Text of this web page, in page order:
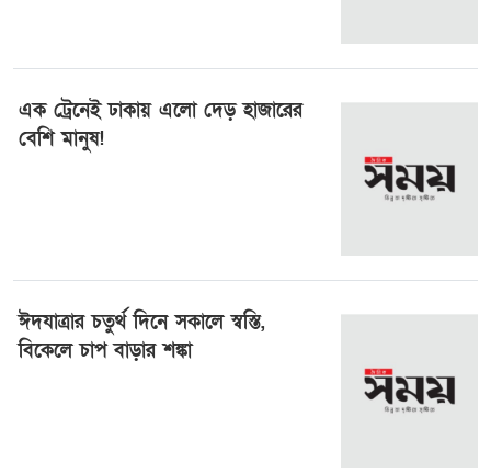
এক ট্রেনেই ঢাকায় এলো দেড় হাজারের
বেশি মানুষ!
ঈদযাত্রার চতুর্থ দিনে সকালে স্বস্তি,
বিকেলে চাপ বাড়ার শঙ্কা